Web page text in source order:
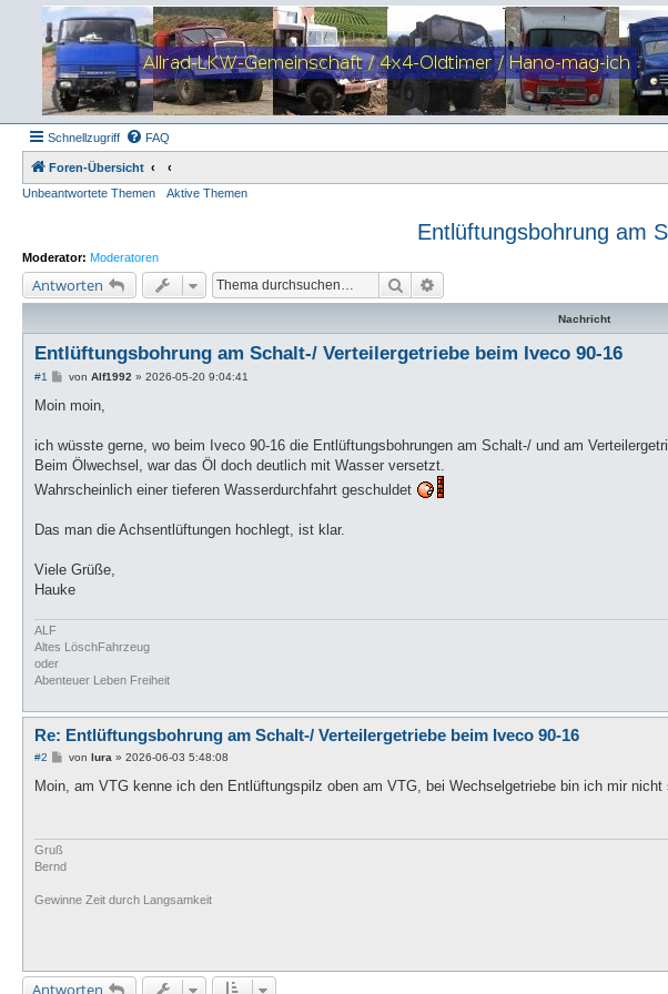
Schnellzugriff FAQ
Foren-Übersicht
Unbeantwortete Themen
Aktive Themen
Entlüftungsbohrung am
Moderator: Moderatoren
Antworten Suche
Nachricht
Entlüftungsbohrung am Schalt-/ Verteilergetriebe beim Iveco 90-16
#1
B
i
a
von Alf1992 » 2026-05-20 9:04:41
Moin moin,
ich wüsste gerne, wo beim Iveco 90-16 die Entlüftungsbohrungen am Schalt-/ und am
Beim Ölwechsel, war das Öl doch deutlich mit Wasser versetzt.
Wahrscheinlich einer tieferen Wasserdurchfahrt geschuldet
Das man die Achsentlüftungen hochlegt, ist klar.
Viele Grüße,
Hauke
ALF
Altes LöschFahrzeug
oder
Abenteuer Leben Freiheit
Re: Entlüftungsbohrung am Schalt-/ Verteilergetriebe beim Iveco 90-16
#2
B
i
t
von lura » 2026-06-03 5:48:08
Moin, am VTG kenne ich den Entlüftungspilz oben am VTG, bei Wechselgetriebe bin ich mir nicht
Gruß
Bernd
Gewinne Zeit durch Langsamkeit
Antworten